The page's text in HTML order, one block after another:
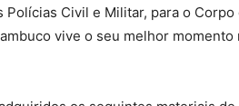
Polícias Civil e Militar, para o
vive o seu melhor